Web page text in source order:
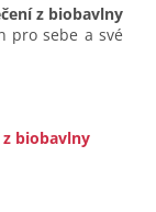
z biobavlny
pro sebe a své
biobavlny